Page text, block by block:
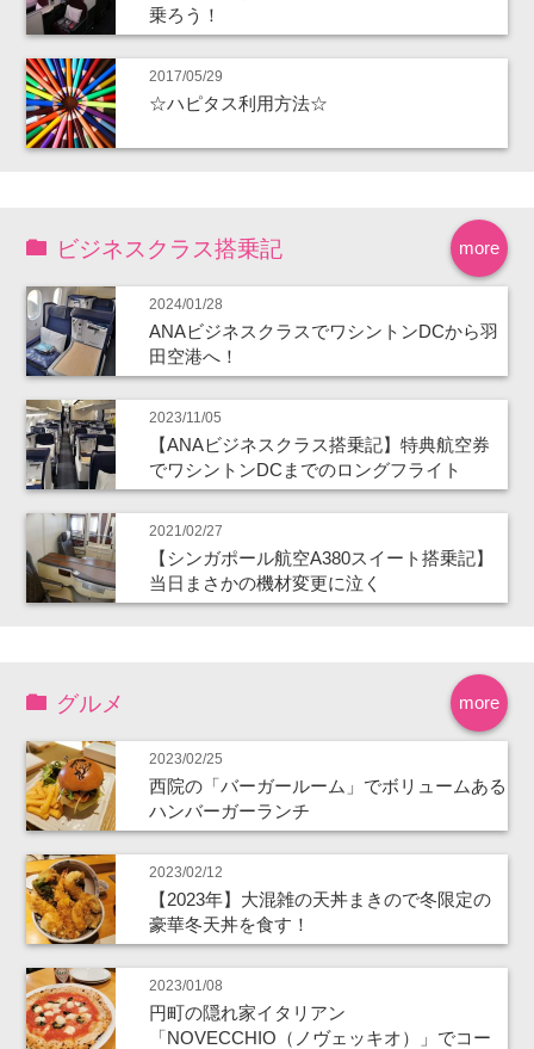
乗ろう！
2017/05/29
☆ハピタス利用方法☆
more
ビジネスクラス搭乗記
2024/01/28
ANAビジネスクラスでワシントンDCから羽
田空港へ！
2023/11/05
【ANAビジネスクラス搭乗記】特典航空券
でワシントンDCまでのロングフライト
2021/02/27
【シンガポール航空A380スイート搭乗記】
当日まさかの機材変更に泣く
more
グルメ
2023/02/25
西院の「バーガールーム」でボリュームある
ハンバーガーランチ
2023/02/12
【2023年】大混雑の天丼まきので冬限定の
豪華冬天丼を食す！
2023/01/08
円町の隠れ家イタリアン
「NOVECCHIO（ノヴェッキオ）」でコー